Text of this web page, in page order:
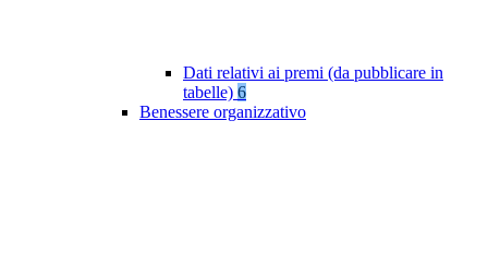
Dati relativi ai premi (da pubblicare in
tabelle) 6
Benessere organizzativo